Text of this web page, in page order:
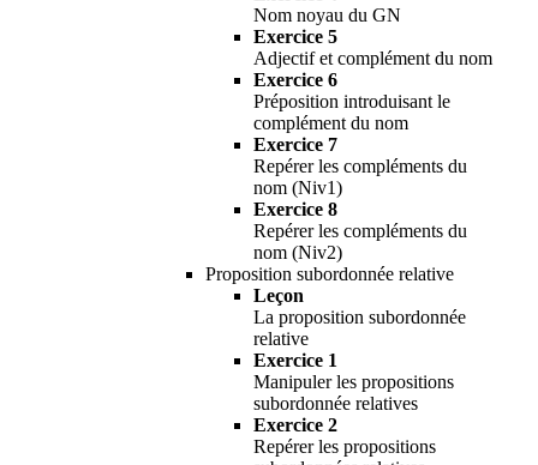
Nom noyau du GN
Exercice 5
Adjectif et complément du nom
Exercice 6
Préposition introduisant le
complément du nom
Exercice 7
Repérer les compléments du
nom (Niv1)
Exercice 8
Repérer les compléments du
nom (Niv2)
Proposition subordonnée relative
Leçon
La proposition subordonnée
relative
Exercice 1
Manipuler les propositions
subordonnée relatives
Exercice 2
Repérer les propositions